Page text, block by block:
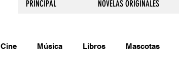
PRINCIPAL NOVELAS ORIGINALES
Cine Música Libros Mascotas